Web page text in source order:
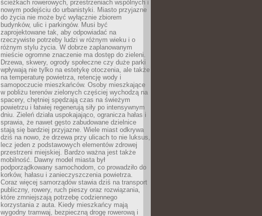
ścieżkach rowerowych, przestrzeniach wspólnych i
nowym podejściu do urbanistyki. Miasto przyjazne
do życia nie może być wyłącznie zbiorem
budynków, ulic i parkingów. Musi być
zaprojektowane tak, aby odpowiadać na
rzeczywiste potrzeby ludzi w różnym wieku i o
różnym stylu życia. W dobrze zaplanowanym
mieście ogromne znaczenie ma dostęp do zieleni.
Drzewa, skwery, ogrody społeczne czy duże parki
wpływają nie tylko na estetykę otoczenia, ale także
na temperaturę powietrza, retencję wody i
samopoczucie mieszkańców. Osoby mieszkające
w pobliżu terenów zielonych częściej wychodzą na
spacery, chętniej spędzają czas na świeżym
powietrzu i łatwiej regenerują siły po intensywnym
dniu. Zieleń działa uspokajająco, ogranicza hałas i
sprawia, że nawet gęsto zabudowane dzielnice
stają się bardziej przyjazne. Wiele miast odkrywa
dziś na nowo, że drzewa przy ulicach to nie luksus,
lecz jeden z podstawowych elementów zdrowej
przestrzeni miejskiej. Bardzo ważna jest także
mobilność. Dawny model miasta był
podporządkowany samochodom, co prowadziło do
korków, hałasu i zanieczyszczenia powietrza.
Coraz więcej samorządów stawia dziś na transport
publiczny, rowery, ruch pieszy oraz rozwiązania,
które zmniejszają potrzebę codziennego
korzystania z auta. Kiedy mieszkańcy mają
wygodny tramwaj, bezpieczną drogę rowerową i